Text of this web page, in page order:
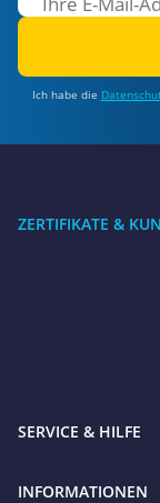
Ich habe die
ZERTIFIKATE &
SERVICE & HILFE
INFORMATIONEN